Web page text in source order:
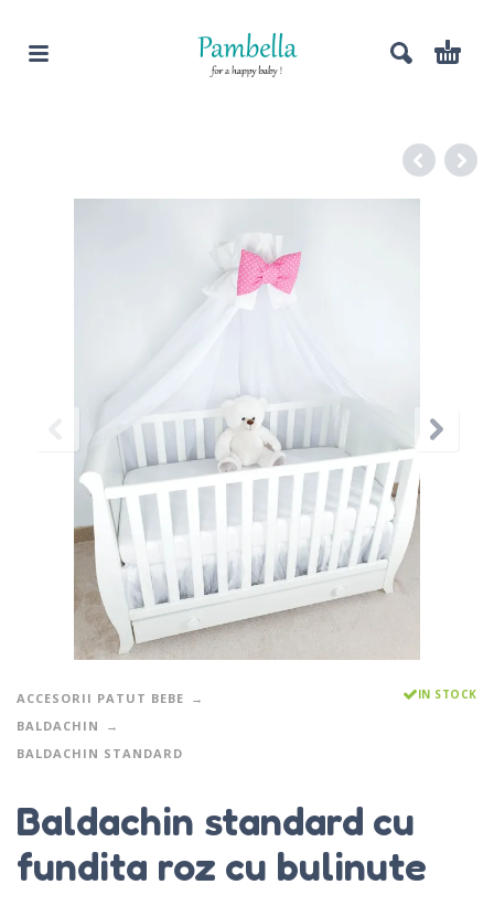
ACCESORII PATUT BEBE
BALDACHIN
BALDACHIN STANDARD
IN STOCK
Baldachin standard cu
fundita roz cu bulinute